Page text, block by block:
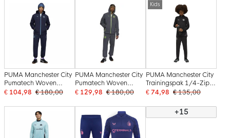
PUMA Manchester City
Pumatech Woven
Trainingspak Hooded
Donkerblauw
Lichtblauw
€ 104,98 € 180,00
PUMA Manchester City
Pumatech Woven
Trainingspak 2025-
€ 129,98 € 180,00
Kids
PUMA Manchester City
Trainingspak 1/4-Zip
2025-2026 Kids Zwart
€ 74,98 € 135,00
+15